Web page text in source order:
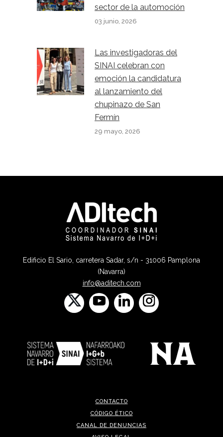
sector de la automoción
03 junio, 2026
Las investigadoras del
SINAI celebran con
emoción la candidatura
al lanzamiento del
chupinazo de San
Fermín
29 mayo, 2026
Edificio El Sario, carretera Sadar, s/n - 31006 Pamplona
(Navarra)
info@aditech.com
CONTACTO
CÓDIGO ÉTICO
CANAL DE DENUNCIAS